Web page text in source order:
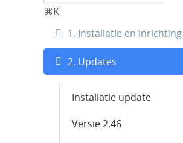
⌘K
1. Installatie en inrichting
2. Updates
Installatie update
Versie 2.46